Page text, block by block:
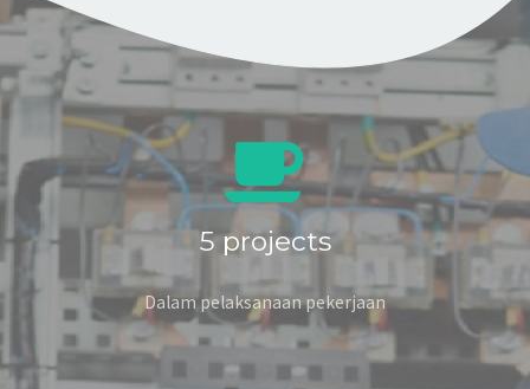
5 projects
Dalam pelaksanaan pekerjaan